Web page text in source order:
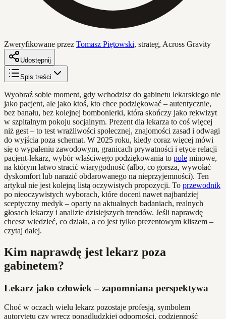
Zweryfikowane przez Tomasz Piętowski, strateg, Across Gravity
Udostępnij
Spis treści
Wyobraź sobie moment, gdy wchodzisz do gabinetu lekarskiego nie
jako pacjent, ale jako ktoś, kto chce podziękować – autentycznie,
bez banału, bez kolejnej bombonierki, która skończy jako rekwizyt
w szpitalnym pokoju socjalnym. Prezent dla lekarza to coś więcej
niż gest – to test wrażliwości społecznej, znajomości zasad i odwagi
do wyjścia poza schemat. W 2025 roku, kiedy coraz więcej mówi
się o wypaleniu zawodowym, granicach prywatności i etyce relacji
pacjent-lekarz, wybór właściwego podziękowania to pole minowe,
na którym łatwo stracić wiarygodność (albo, co gorsza, wywołać
dyskomfort lub narazić obdarowanego na nieprzyjemności). Ten
artykuł nie jest kolejną listą oczywistych propozycji. To przewodnik
po nieoczywistych wyborach, które doceni nawet najbardziej
sceptyczny medyk – oparty na aktualnych badaniach, realnych
głosach lekarzy i analizie dzisiejszych trendów. Jeśli naprawdę
chcesz wiedzieć, co działa, a co jest tylko prezentowym kliszem –
czytaj dalej.
Kim naprawdę jest lekarz poza
gabinetem?
Lekarz jako człowiek – zapomniana perspektywa
Choć w oczach wielu lekarz pozostaje profesją, symbolem
autorytetu czy wręcz ponadludzkiej odporności, codzienność